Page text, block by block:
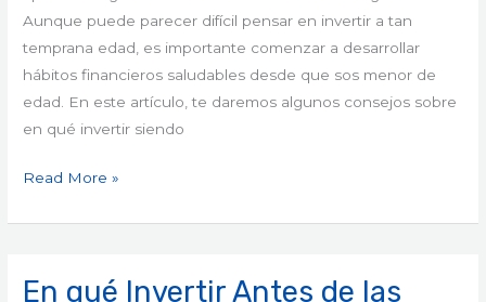
Aunque puede parecer difícil pensar en invertir a tan
temprana edad, es importante comenzar a desarrollar
hábitos financieros saludables desde que sos menor de
edad. En este artículo, te daremos algunos consejos sobre
en qué invertir siendo
gestionar
dinero
Read More »
En qué Invertir Antes de las
En